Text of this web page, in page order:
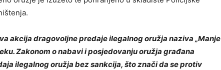
akcija dragovoljne predaje ilegalnog oružja naziva „Manje
Zakonom o nabavi i posjedovanju oružja građana
ilegalnog oružja bez sankcija, što znači da se protiv